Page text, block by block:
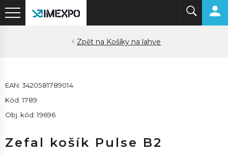
Košíky na lahve
EAN: 3420581789014
Kód: 1789
Obj. kód: 19696
Zefal košík Pulse B2